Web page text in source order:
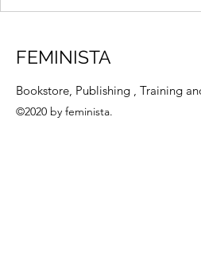
พื้นที่ของความหลากหลาย
สะท้อนและประมวลภาพ
บรรยากาศงาน)
FEMINISTA
Bookstore, Publishing , Training
©2020 by feminista.